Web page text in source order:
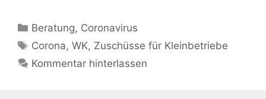
Kategorien
Beratung, Coronavirus
Schlagwörter
Corona,WK, Zuschüsse für Kleinbetriebe
Kommentar hinterlassen